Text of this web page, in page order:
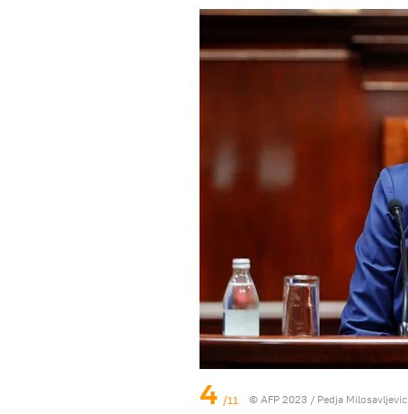
4 /11 © AFP 2023 / Pedja Milosavljevic